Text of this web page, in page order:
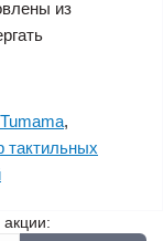
из
,
тактильных